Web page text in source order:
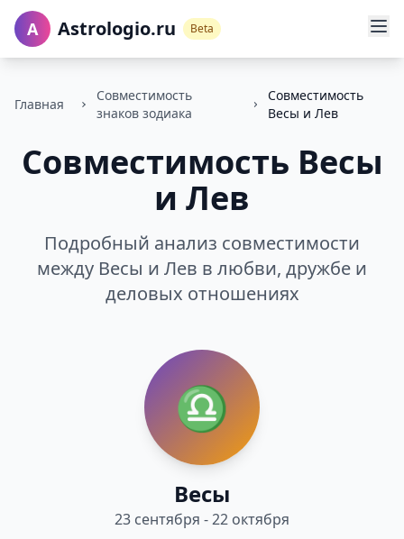
A Astrologio.ru Beta
Главная
Совместимость
знаков зодиака
Совместимость
Весы и Лев
Совместимость Весы
и Лев
Подробный анализ совместимости
между Весы и Лев в любви, дружбе и
деловых отношениях
♎
Весы
23 сентября - 22 октября